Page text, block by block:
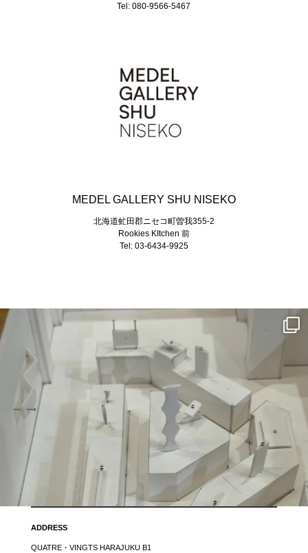
Tel: 080-9566-5467
MEDEL GALLERY SHU NISEKO
北海道虻田郡ニセコ町曽我355-2
Rookies KItchen 前
Tel: 03-6434-9925
ADDRESS
QUATRE・VINGTS HARAJUKU B1